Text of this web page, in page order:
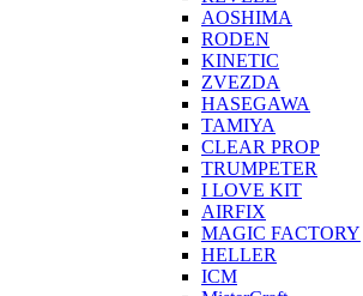
AOSHIMA
RODEN
KINETIC
ZVEZDA
HASEGAWA
TAMIYA
CLEAR PROP
TRUMPETER
I LOVE KIT
AIRFIX
MAGIC FACTORY
HELLER
ICM